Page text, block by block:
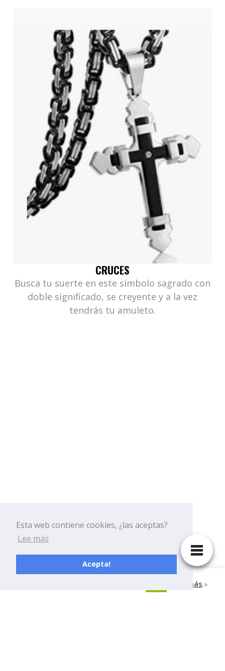
CRUCES
Busca tu suerte en este símbolo sagrado con
doble significado, se creyente y a la vez
tendrás tu amuleto.
Leer más.»
Esta web contiene cookies, ¿las aceptas?
Lee más
Acepta!